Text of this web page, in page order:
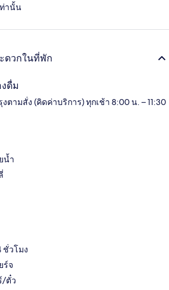
านั้น
ดวกในที่พัก
ดื่ม
ตามสั่ง (คิดค่าบริการ) ทุกเช้า 8:00 น. – 11:30
น้ำ
ชั่วโมง
ร์จ
/ตั๋ว